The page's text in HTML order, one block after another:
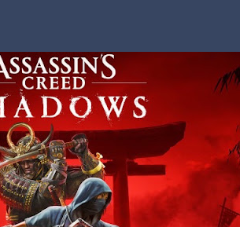
[PS5] PLAYSTATION 5